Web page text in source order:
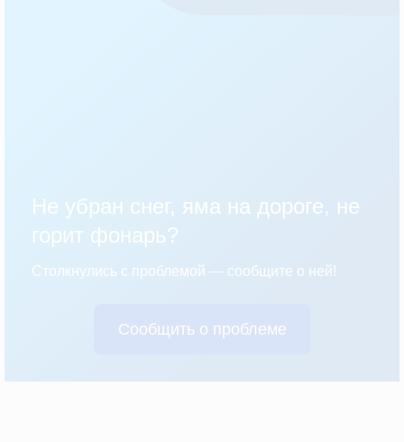
Не убран снег, яма на дороге, не
горит фонарь?
Столкнулись с проблемой — сообщите о ней!
Сообщить о проблеме